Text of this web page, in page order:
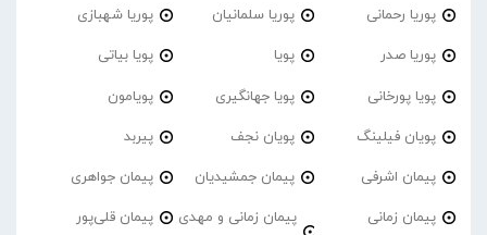
پوریا رحمانی پوریا سلمانیان پوریا شهبازی
پوریا صدر پویا پویا بیاتی
پویا پورخانی پویا جهانگیری پویامون
پویان فیلینگ پویان نجف پیربد
پیمان اشرفی پیمان جمشیدیان پیمان جواهری
پیمان زمانی
پیمان زمانی و مهدی
پیمان قلی‌پور